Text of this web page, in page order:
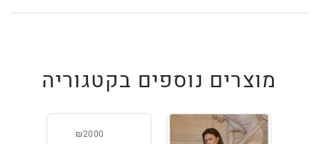
מוצרים נוספים בקטגוריה
₪2000